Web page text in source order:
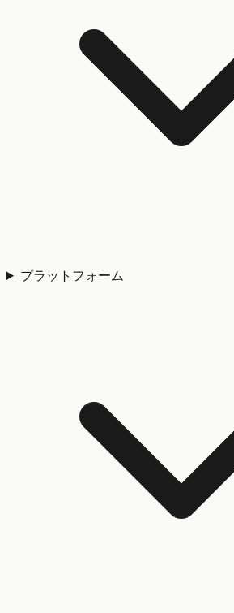
プラットフォーム